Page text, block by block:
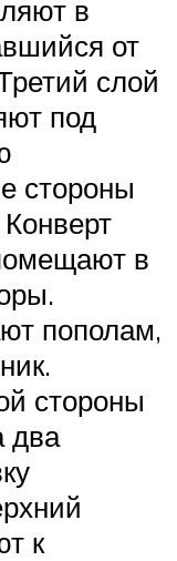
в
от
слой
под
стороны
в
пополам,
стороны
два
к